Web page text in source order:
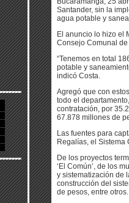
Santander, sin la
agua potable y
El anuncio lo hizo el
Consejo Comunal
“Tenemos en total
potable y
indicó Costa.
Agregó que con
todo el
contratación, por
67.878 millones de
Las fuentes para
Regalías, el
De los proyectos
‘El Común’, de los
y sistematización de
construcción del
de pesos, entre otros.